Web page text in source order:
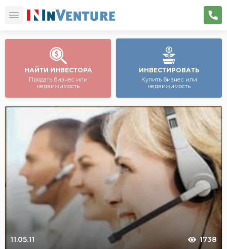
НАЙТИ ИНВЕСТОРА
Продать бизнес или
недвижимость
ИНВЕСТИРОВАТЬ
Купить бизнес или
недвижимость
11.05.11 1738